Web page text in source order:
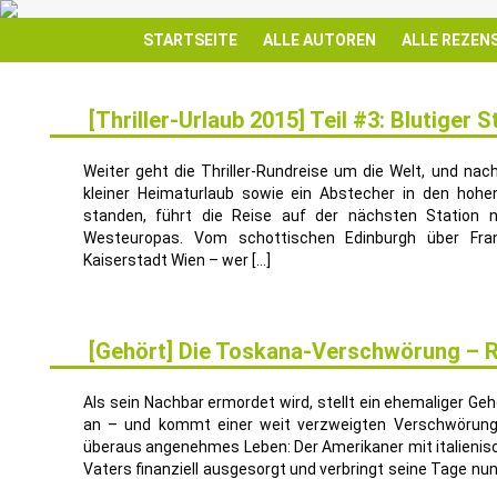
STARTSEITE ALLE AUTOREN ALLE
[Thriller-Urlaub 2015] Teil #3: Blutiger
Weiter geht die Thriller-Rundreise um die Welt, und
kleiner Heimaturlaub sowie ein Abstecher in den
standen, führt die Reise auf der nächsten Station
Westeuropas. Vom schottischen Edinburgh über
Kaiserstadt Wien – wer […]
[Gehört] Die Toskana-Verschwörung –
Als sein Nachbar ermordet wird, stellt ein ehemaliger
an – und kommt einer weit verzweigten
überaus angenehmes Leben: Der Amerikaner mit
Vaters finanziell ausgesorgt und verbringt seine Tage